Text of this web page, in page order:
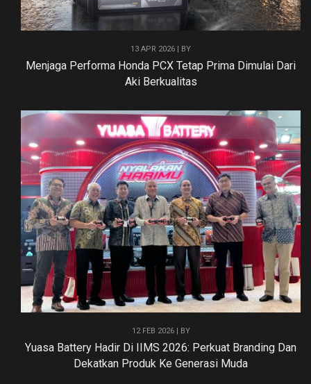
13 APR 2026 | BY
Menjaga Performa Honda PCX Tetap Prima Dimulai Dari
Aki Berkualitas
12 FEB 2026 | BY
Yuasa Battery Hadir Di IIMS 2026: Perkuat Branding Dan
Dekatkan Produk Ke Generasi Muda